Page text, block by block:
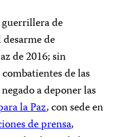
de
de
de 2016; sin
de las
a deponer las
la Paz, con sede en
de prensa,